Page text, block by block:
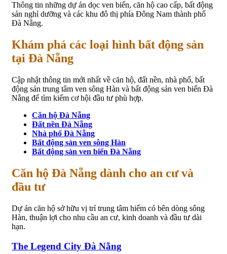
Thông tin những dự án dọc ven biển, căn hộ cao cấp, bất động
sản nghỉ dưỡng và các khu đô thị phía Đông Nam thành phố
Đà Nẵng.
Khám phá các loại hình bất động sản
tại Đà Nẵng
Cập nhật thông tin mới nhất về căn hộ, đất nền, nhà phố, bất
động sản trung tâm ven sông Hàn và bất động sản ven biển Đà
Nẵng để tìm kiếm cơ hội đầu tư phù hợp.
Căn hộ Đà Nẵng
Đất nền Đà Nẵng
Nhà phố Đà Nẵng
Bất động sản ven sông Hàn
Bất động sản ven biển Đà Nẵng
Căn hộ Đà Nẵng dành cho an cư và
đầu tư
Dự án căn hộ sở hữu vị trí trung tâm hiếm có bên dòng sông
Hàn, thuận lợi cho nhu cầu an cư, kinh doanh và đầu tư dài
hạn.
The Legend City Đà Nẵng